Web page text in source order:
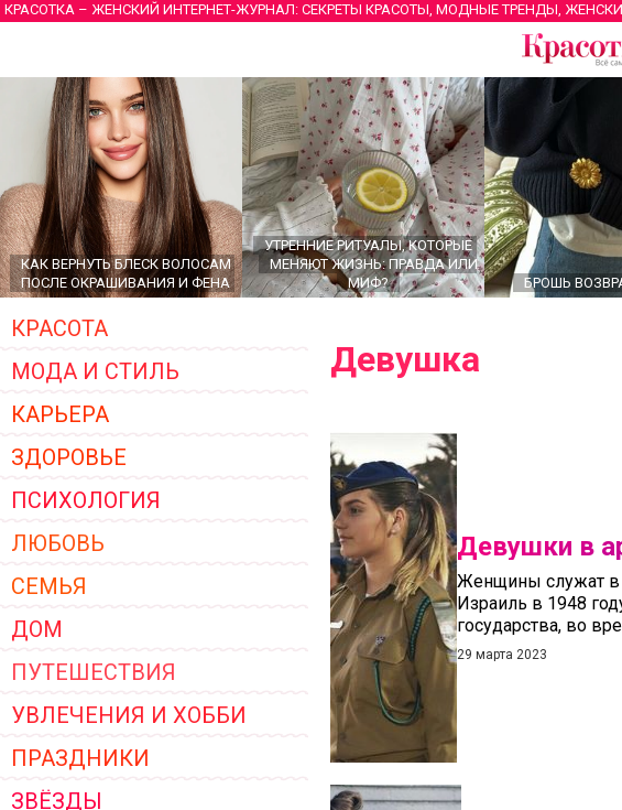
КРАСОТКА – ЖЕНСКИЙ ИНТЕРНЕТ-ЖУРНАЛ: СЕКРЕТЫ КРАСОТЫ, МОДНЫЕ ТРЕНДЫ,
КАК ВЕРНУТЬ БЛЕСК ВОЛОСАМ
ПОСЛЕ ОКРАШИВАНИЯ И ФЕНА
УТРЕННИЕ РИТУАЛЫ, КОТОРЫЕ
МЕНЯЮТ ЖИЗНЬ: ПРАВДА ИЛИ
МИФ?
БРОШЬ
ГЛАВНЫЕ ТРЕНДЫ ВЕРХНЕЙ
ЖЕНСКОЙ ОДЕЖДЫ 2026
КРАСОТА
МОДА И СТИЛЬ
КАРЬЕРА
ЗДОРОВЬЕ
ПСИХОЛОГИЯ
ЛЮБОВЬ
СЕМЬЯ
ДОМ
ПУТЕШЕСТВИЯ
УВЛЕЧЕНИЯ И ХОББИ
ПРАЗДНИКИ
ЗВЁЗДЫ
Девушка
Девушки в
Женщины служат в
Израиль в 1948
государства, во
29 марта 2023